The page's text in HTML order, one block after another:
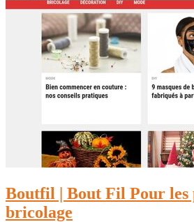
Boutfil | Bout Fil Pour les
bricolage